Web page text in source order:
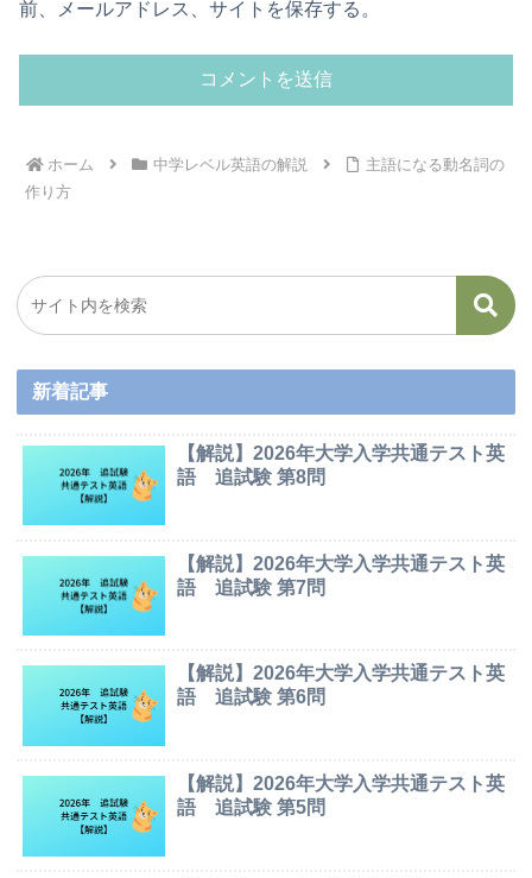
前、メールアドレス、サイトを保存する。
ホーム 中学レベル英語の解説
主語になる動名詞の
作り方
新着記事
【解説】2026年大学入学共通テスト英
語 追試験 第8問
【解説】2026年大学入学共通テスト英
語 追試験 第7問
【解説】2026年大学入学共通テスト英
語 追試験 第6問
【解説】2026年大学入学共通テスト英
語 追試験 第5問